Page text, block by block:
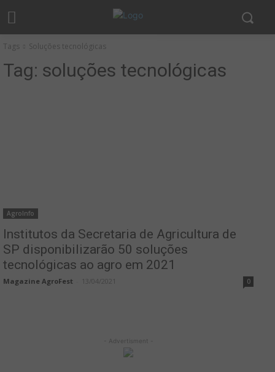
Tags Soluções tecnológicas
Tag: soluções tecnológicas
AgroInfo
Institutos da Secretaria de Agricultura de
SP disponibilizarão 50 soluções
tecnológicas ao agro em 2021
Magazine AgroFest 13/04/2021 0
- Advertisment -